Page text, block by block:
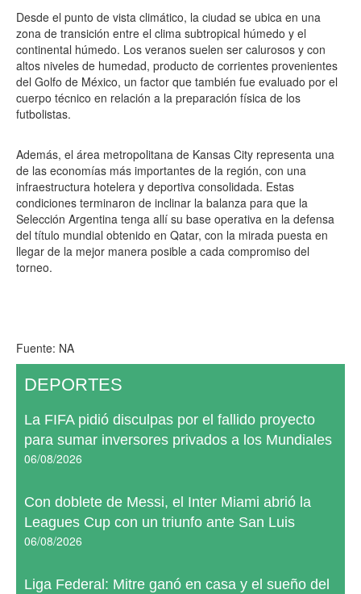
Desde el punto de vista climático, la ciudad se ubica en una
zona de transición entre el clima subtropical húmedo y el
continental húmedo. Los veranos suelen ser calurosos y con
altos niveles de humedad, producto de corrientes provenientes
del Golfo de México, un factor que también fue evaluado por el
cuerpo técnico en relación a la preparación física de los
futbolistas.
Además, el área metropolitana de Kansas City representa una
de las economías más importantes de la región, con una
infraestructura hotelera y deportiva consolidada. Estas
condiciones terminaron de inclinar la balanza para que la
Selección Argentina tenga allí su base operativa en la defensa
del título mundial obtenido en Qatar, con la mirada puesta en
llegar de la mejor manera posible a cada compromiso del
torneo.
Fuente: NA
DEPORTES
La FIFA pidió disculpas por el fallido proyecto
para sumar inversores privados a los Mundiales
06/08/2026
Con doblete de Messi, el Inter Miami abrió la
Leagues Cup con un triunfo ante San Luis
06/08/2026
Liga Federal: Mitre ganó en casa y el sueño del